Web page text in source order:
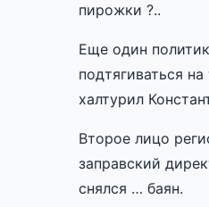
пирожки ?..
Еще один
подтягиваться
халтурил
Второе лицо
заправский
снялся … баян.